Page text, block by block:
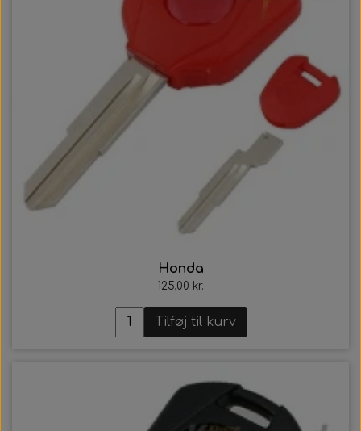
Honda
125,00 kr.
Tilføj til kurv